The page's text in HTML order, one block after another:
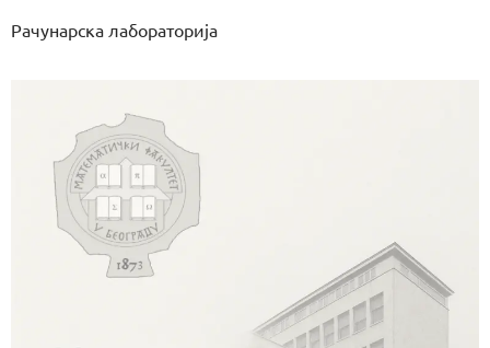
Рачунарска лабораторија